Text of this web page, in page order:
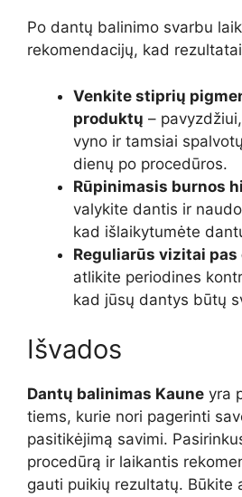
Po dantų balinimo svarbu
rekomendacijų, kad
Venkite stiprių
produktų –
vyno ir tamsiai
dienų po procedūros.
Rūpinimasis burnos
valykite dantis ir
kad išlaikytumėte
Reguliarūs vizitai pas
atlikite periodines
kad jūsų dantys būtų
Išvados
Dantų balinimas Kaune yra
tiems, kurie nori pagerinti
pasitikėjimą savimi.
procedūrą ir laikantis
gauti puikių rezultatų. Būkite